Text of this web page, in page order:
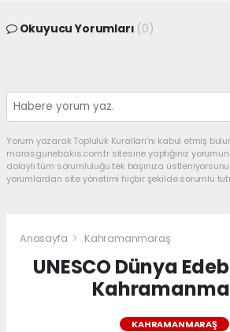
Okuyucu Yorumları (0)
Yorum yazarak Topluluk Kuralları’nı kabul etmiş
marasgunebakis.com.tr sitesine yaptığınız
dolaylı tüm sorumluluğu tek başınıza
yorumlardan site yönetimi hiçbir şekilde sorumlu
Anasayfa Kahramanmaraş
UNESCO Dünya
KAHRAMANMARAŞ